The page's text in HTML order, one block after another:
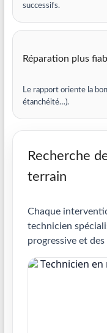
successifs.
Réparation plus
Le rapport oriente la
étanchéité…).
Recherche
terrain
Chaque
technicien
progressive et